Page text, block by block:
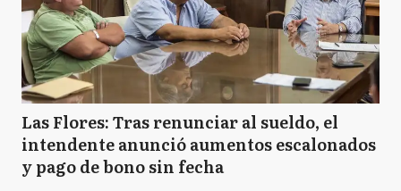
Las Flores: Tras renunciar al sueldo, el
intendente anunció aumentos escalonados
y pago de bono sin fecha